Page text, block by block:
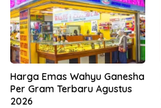
Harga Emas Wahyu Ganesha
Per Gram Terbaru Agustus
2026